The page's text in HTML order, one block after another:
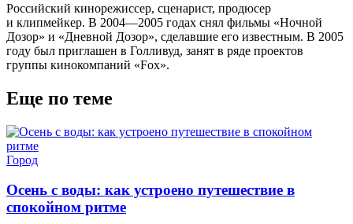
Российский кинорежиссер, сценарист, продюсер
и клипмейкер. В 2004—2005 годах снял фильмы «Ночной
Дозор» и «Дневной Дозор», сделавшие его известным. В 2005
году был приглашен в Голливуд, занят в ряде проектов
группы кинокомпаний «Fox».
Еще по теме
Город
Осень с воды: как устроено путешествие в
спокойном ритме